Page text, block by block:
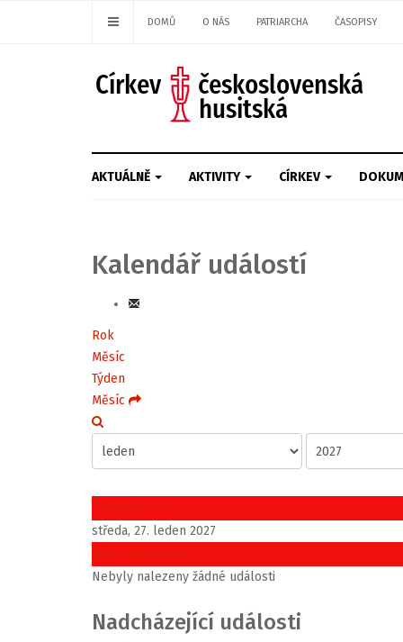
DOMŮ O NÁS PATRIARCHA ČASOPISY
AKTUÁLNĚ AKTIVITY CÍRKEV
Kalendář událostí
Rok
Měsíc
Týden
Měsíc
Předchozí den
středa, 27. leden 2027
Následující den
Nebyly nalezeny žádné události
Nadcházející události